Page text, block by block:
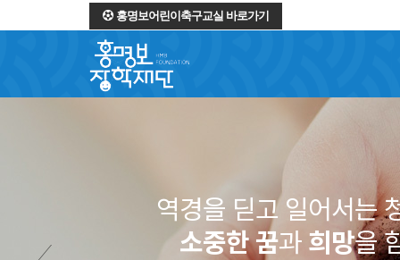
홍명보어린이축구교실 바로가기
역경을 딛고 일어서는
소중한 꿈과희망을